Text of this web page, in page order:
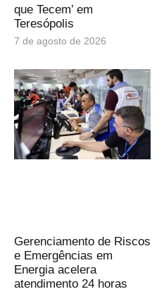
que Tecem’ em
Teresópolis
7 de agosto de 2026
Gerenciamento de Riscos
e Emergências em
Energia acelera
atendimento 24 horas